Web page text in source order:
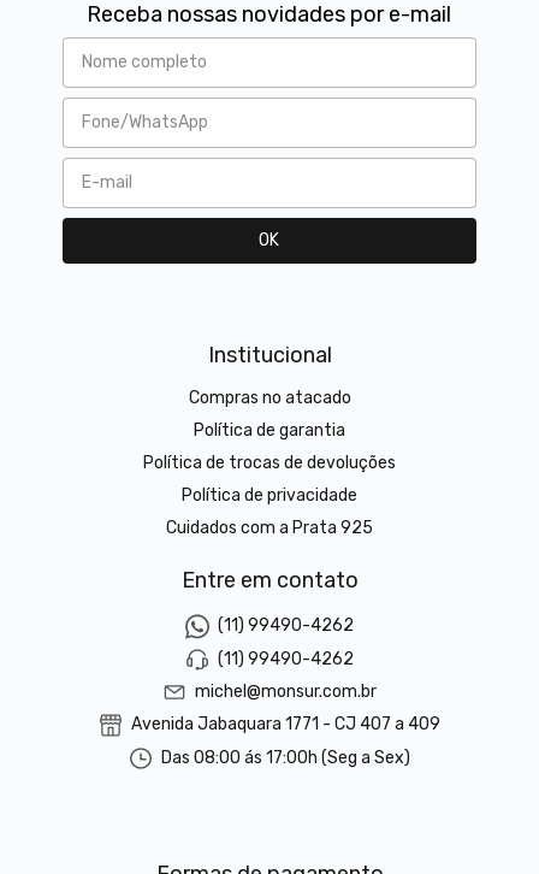
Receba nossas novidades por e-mail
Institucional
Compras no atacado
Política de garantia
Política de trocas de devoluções
Política de privacidade
Cuidados com a Prata 925
Entre em contato
(11) 99490-4262
(11) 99490-4262
michel@monsur.com.br
Avenida Jabaquara 1771 - CJ 407 a 409
Das 08:00 ás 17:00h (Seg a Sex)